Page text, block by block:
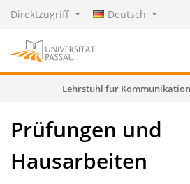
Direktzugriff Deutsch
Lehrstuhl für
Prüfungen und
Hausarbeiten